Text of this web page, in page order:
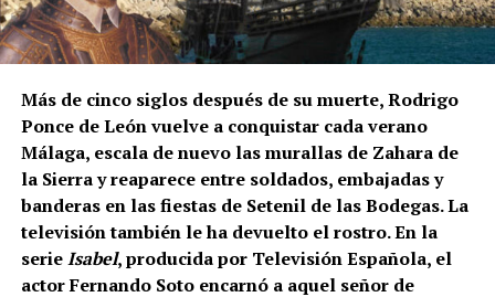
Los contratos suelen durar entre diez días y tres
semanas. Algunos trabajadores enlazan varias
explotaciones y permanecen en Francia durante más
de un mes. La fecha exacta depende de la
maduración de la uva y de las temperaturas.
Cuánto se cobra
El salario mínimo oficial francés es de 12,02 euros
brutos por hora. Sin embargo, las ofertas actuales
Más de cinco siglos después de su muerte, Rodrigo
Ponce de León vuelve a conquistar cada verano
Málaga, escala de nuevo las murallas de Zahara de
la Sierra y reaparece entre soldados, embajadas y
banderas en las fiestas de Setenil de las Bodegas. La
televisión también le ha devuelto el rostro. En la
serieIsabel, producida por Televisión Española, el
actor Fernando Soto encarnó a aquel señor de